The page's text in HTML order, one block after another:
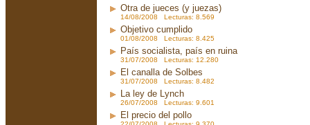
Otra de jueces (y juezas)
14/08/2008 Lecturas: 8.569
Objetivo cumplido
01/08/2008 Lecturas: 8.425
País socialista, país en ruina
31/07/2008 Lecturas: 12.280
El canalla de Solbes
31/07/2008 Lecturas: 8.482
La ley de Lynch
26/07/2008 Lecturas: 9.601
El precio del pollo